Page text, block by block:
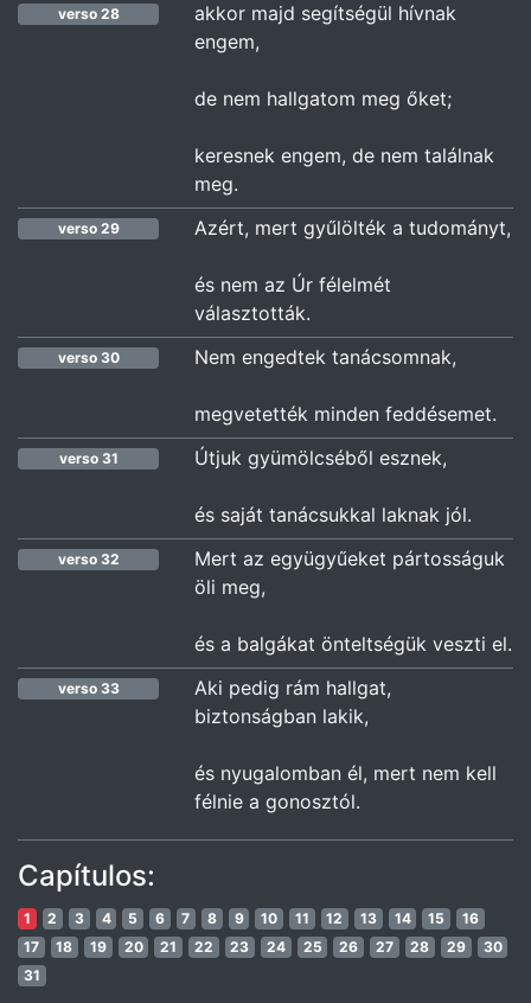
verso 28
akkor majd segítségül hívnak
engem,
de nem hallgatom meg őket;
keresnek engem, de nem találnak
meg.
verso 29 Azért, mert gyűlölték a tudományt,
és nem az Úr félelmét
választották.
verso 30 Nem engedtek tanácsomnak,
megvetették minden feddésemet.
verso 31 Útjuk gyümölcséből esznek,
és saját tanácsukkal laknak jól.
verso 32
Mert az együgyűeket pártosságuk
öli meg,
és a balgákat önteltségük veszti el.
verso 33
Aki pedig rám hallgat,
biztonságban lakik,
és nyugalomban él, mert nem kell
félnie a gonosztól.
Capítulos:
1 2 3 4 5 6 7 8 9 10 11 12 13 14 15
16
17
18 19 20 21 22 23 24 25 26 27 28 29
30
31